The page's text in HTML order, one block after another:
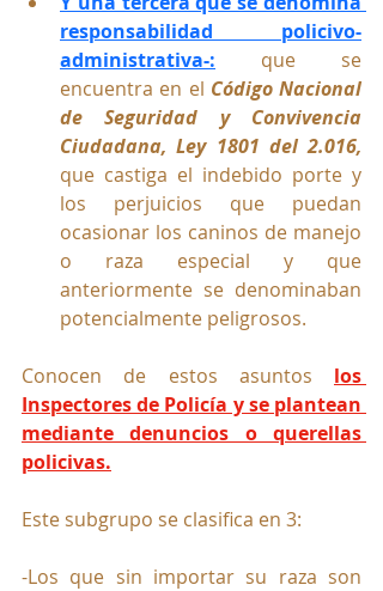
responsabilidad policivo-
administrativa-: que se
encuentra en el Código Nacional
de Seguridad y Convivencia
que castiga el indebido porte y
los perjuicios que puedan
ocasionar los caninos de manejo
o raza especial y que
anteriormente se denominaban
potencialmente peligrosos.
Conocen de estos asuntos los
Inspectores de Policía y se plantean
mediante denuncios o querellas
policivas.
Este subgrupo se clasifica en 3: